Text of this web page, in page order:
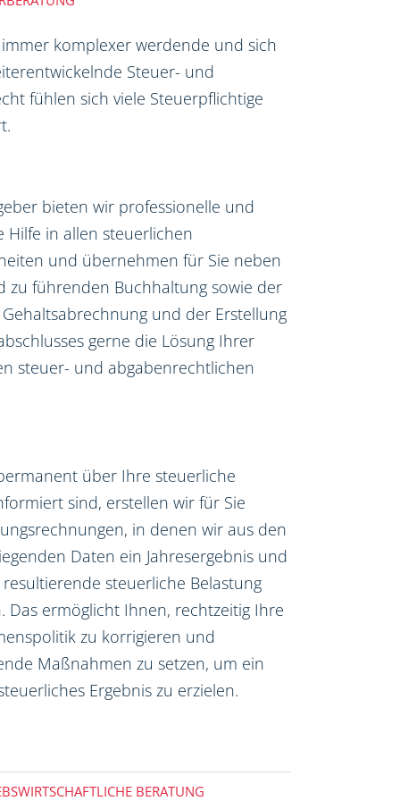
komplexer werdende und sich
Steuer- und
fühlen sich viele Steuerpflichtige
bieten wir professionelle und
Hilfe in allen steuerlichen
und übernehmen für Sie neben
zu führenden Buchhaltung sowie der
und der Erstellung
gerne die Lösung Ihrer
steuer- und abgabenrechtlichen
über Ihre steuerliche
sind, erstellen wir für Sie
in denen wir aus den
Daten ein Jahresergebnis und
steuerliche Belastung
Das ermöglicht Ihnen, rechtzeitig Ihre
zu korrigieren und
Maßnahmen zu setzen, um ein
Ergebnis zu erzielen.
BERATUNG